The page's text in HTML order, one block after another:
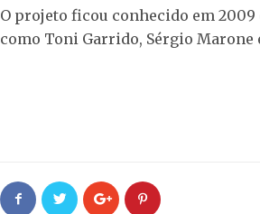
O projeto ficou conhecido em
como Toni Garrido, Sérgio Marone